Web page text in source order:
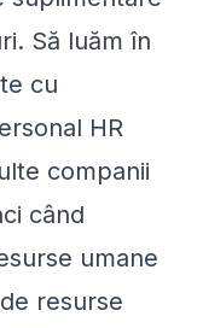
Să luăm în
cu
HR
companii
când
umane
resurse